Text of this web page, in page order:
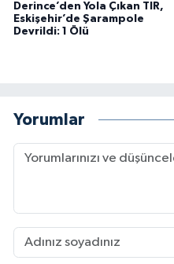
Derince’den Yola Çıkan TIR,
Eskişehir’de Şarampole
Devrildi: 1 Ölü
Yorumlar